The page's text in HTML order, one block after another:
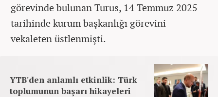
görevinde bulunan Turus, 14 Temmuz 2025
tarihinde kurum başkanlığı görevini
vekaleten üstlenmişti.
YTB'den anlamlı etkinlik: Türk
toplumunun başarı hikayeleri